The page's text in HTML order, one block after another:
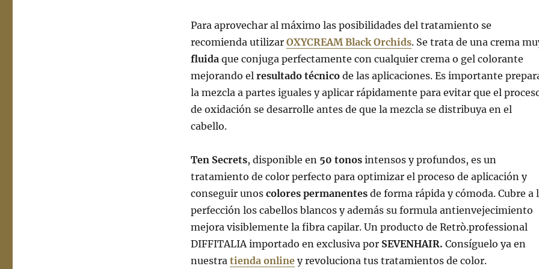
Para aprovechar al máximo las posibilidades del tratamiento se
recomienda utilizar OXYCREAM Black Orchids. Se trata de una crema
fluidaque conjuga perfectamente con cualquier crema o gel colorante
mejorando el resultado técnicode las aplicaciones. Es importante
la mezcla a partes iguales y aplicar rápidamente para evitar que el
de oxidación se desarrolle antes de que la mezcla se distribuya en el
cabello.
Ten Secrets, disponible en 50 tonosintensos y profundos, es un
tratamiento de color perfecto para optimizar el proceso de aplicación y
conseguir unos colores permanentesde forma rápida y cómoda. Cubre a
perfección los cabellos blancos y además su formula antienvejecimiento
mejora visiblemente la fibra capilar. Un producto de Retrò.professional
DIFFITALIA importado en exclusiva por SEVENHAIR. Consíguelo ya en
nuestra tienda onliney revoluciona tus tratamientos de color.